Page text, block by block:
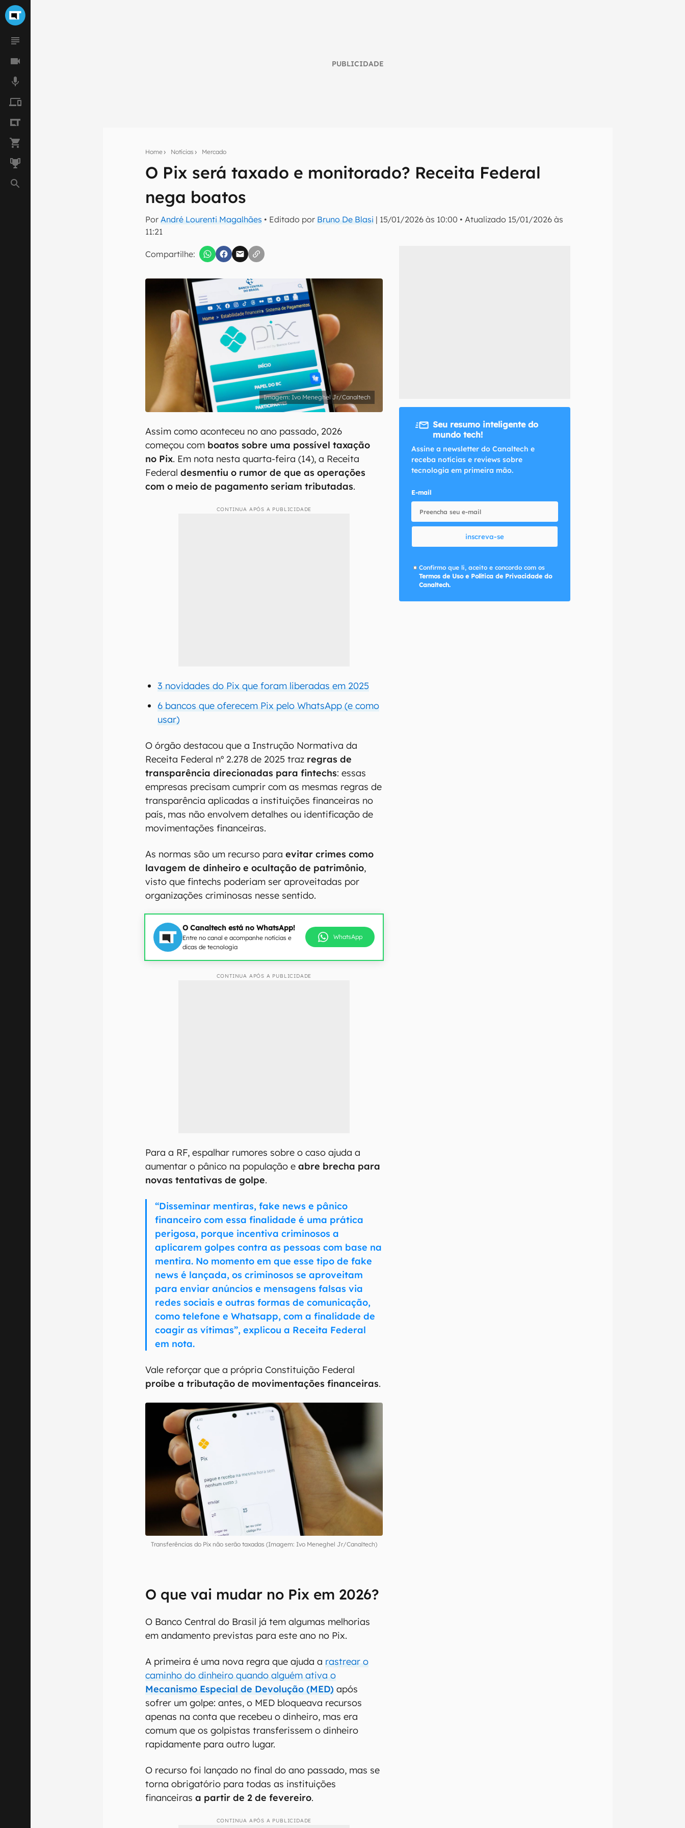
PUBLICIDADE
Home Notícias Mercado
O Pix será taxado e monitorado? Receita Federal
nega boatos
PorAndré Lourenti Magalhães • Editado por Bruno De Blasi | 15/01/2026 às 10:00 •Atualizado 15/01/2026 às
11:21
Compartilhe:
Assine a newsletter do Canaltech e receba notícias e reviews sobre tecnologia em primeira
Confirmo que li, aceito e concordo com os Termos de Uso e Política de Privacidade do Canaltech.
Ivo Meneghel Jr/Canaltech
Assim como aconteceu no ano passado, 2026
começou com boatos sobre uma possível taxação
no Pix. Em nota nesta quarta-feira (14), a Receita
Federaldesmentiu o rumor de que as operações
com o meio de pagamento seriam tributadas.
CONTINUA APÓS A PUBLICIDADE
3 novidades do Pix que foram liberadas em 2025
6 bancos que oferecem Pix pelo WhatsApp (e como
usar)
O órgão destacou que a Instrução Normativa da
Receita Federal nº 2.278 de 2025 traz regras de
transparência direcionadas para fintechs: essas
empresas precisam cumprir com as mesmas regras de
transparência aplicadas a instituições financeiras no
país, mas não envolvem detalhes ou identificação de
movimentações financeiras.
As normas são um recurso paraevitar crimes como
lavagem de dinheiro e ocultação de patrimônio,
visto que fintechs poderiam ser aproveitadas por
organizações criminosas nesse sentido.
O Canaltech está no WhatsApp!
Entre no canal e acompanhe notícias e
dicas de tecnologia
WhatsApp
CONTINUA APÓS A PUBLICIDADE
Para a RF, espalhar rumores sobre o caso ajuda a
aumentar o pânico na população eabre brecha para
novas tentativas de golpe.
“Disseminar mentiras, fake news e pânico
financeiro com essa finalidade é uma prática
perigosa, porque incentiva criminosos a
aplicarem golpes contra as pessoas com base na
mentira. No momento em que esse tipo de fake
news é lançada, os criminosos se aproveitam
para enviar anúncios e mensagens falsas via
redes sociais e outras formas de comunicação,
como telefone e Whatsapp, com a finalidade de
coagir as vítimas”, explicou a Receita Federal
em nota.
Vale reforçar que a própria Constituição Federal
proíbe a tributação de movimentações financeiras.
Transferências do Pix não serão taxadas (Imagem: Ivo Meneghel Jr/Canaltech)
00:00/04:07
O que vai mudar no Pix em 2026?
em andamento previstas para este ano no Pix.
A primeira é uma nova regra que ajuda a
Mecanismo Especial de Devolução (MED)
Seu resumo inteligente do
mundo tech!
Assine a newsletter do Canaltech e
receba notícias e reviews sobre
tecnologia em primeira mão.
E-mail
inscreva-se
Confirmo que li, aceito e concordo com os
Termos de Uso e Política de Privacidade do
Canaltech.